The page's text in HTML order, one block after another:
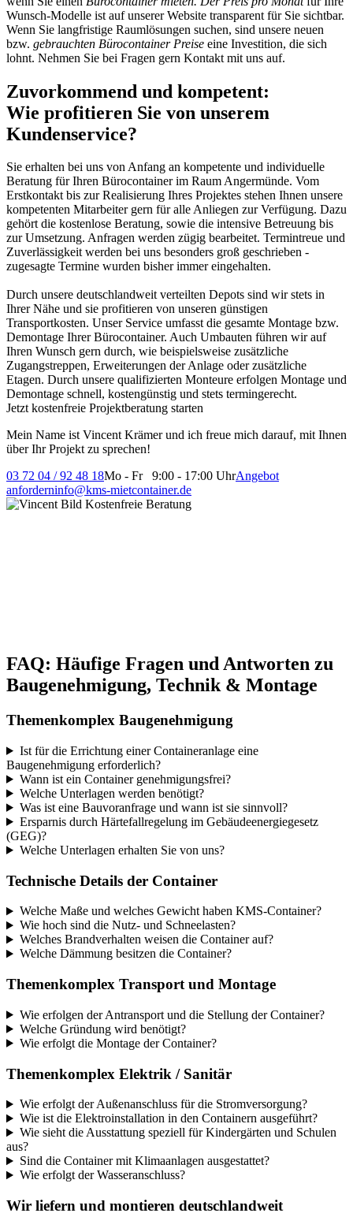
Wunsch-Modelle ist auf unserer Website transparent für Sie sichtbar.
Wenn Sie langfristige Raumlösungen suchen, sind unsere neuen
bzw. gebrauchten Bürocontainer Preise eine Investition, die sich
lohnt. Nehmen Sie bei Fragen gern Kontakt mit uns auf.
Zuvorkommend und kompetent:
Wie profitieren Sie von unserem
Kundenservice?
Sie erhalten bei uns von Anfang an kompetente und individuelle
Beratung für Ihren Bürocontainer im Raum Angermünde. Vom
Erstkontakt bis zur Realisierung Ihres Projektes stehen Ihnen unsere
kompetenten Mitarbeiter gern für alle Anliegen zur Verfügung. Dazu
gehört die kostenlose Beratung, sowie die intensive Betreuung bis
zur Umsetzung. Anfragen werden zügig bearbeitet. Termintreue und
Zuverlässigkeit werden bei uns besonders groß geschrieben -
zugesagte Termine wurden bisher immer eingehalten.
Durch unsere deutschlandweit verteilten Depots sind wir stets in
Ihrer Nähe und sie profitieren von unseren günstigen
Transportkosten. Unser Service umfasst die gesamte Montage bzw.
Demontage Ihrer Bürocontainer. Auch Umbauten führen wir auf
Ihren Wunsch gern durch, wie beispielsweise zusätzliche
Zugangstreppen, Erweiterungen der Anlage oder zusätzliche
Etagen. Durch unsere qualifizierten Monteure erfolgen Montage und
Demontage schnell, kostengünstig und stets termingerecht.
Jetzt kostenfreie Projektberatung starten
Mein Name ist Vincent Krämer und ich freue mich darauf, mit Ihnen
über Ihr Projekt zu sprechen!
03 72 04 / 92 48 18Mo - Fr 9:00 - 17:00 UhrAngebot
anforderninfo@kms-mietcontainer.de
FAQ: Häufige Fragen und Antworten zu
Baugenehmigung, Technik & Montage
Themenkomplex Baugenehmigung
Ist für die Errichtung einer Containeranlage eine
Baugenehmigung erforderlich?
Wann ist ein Container genehmigungsfrei?
Welche Unterlagen werden benötigt?
Was ist eine Bauvoranfrage und wann ist sie sinnvoll?
Ersparnis durch Härtefallregelung im Gebäudeenergiegesetz
(GEG)?
Welche Unterlagen erhalten Sie von uns?
Technische Details der Container
Welche Maße und welches Gewicht haben KMS-Container?
Wie hoch sind die Nutz- und Schneelasten?
Welches Brandverhalten weisen die Container auf?
Welche Dämmung besitzen die Container?
Themenkomplex Transport und Montage
Wie erfolgen der Antransport und die Stellung der Container?
Welche Gründung wird benötigt?
Wie erfolgt die Montage der Container?
Themenkomplex Elektrik / Sanitär
Wie erfolgt der Außenanschluss für die Stromversorgung?
Wie ist die Elektroinstallation in den Containern ausgeführt?
Wie sieht die Ausstattung speziell für Kindergärten und Schulen
aus?
Sind die Container mit Klimaanlagen ausgestattet?
Wie erfolgt der Wasseranschluss?
Wir liefern und montieren deutschlandweit